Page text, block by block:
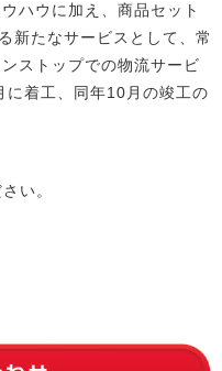
ハウに加え、商品セット
新たなサービスとして、常
ストップでの物流サービ
着工、同年10月の竣工の
い。